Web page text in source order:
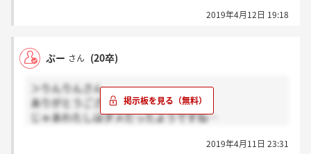
待して待っていたのですが、ここは通過者にしか連絡
2019年4月12日 19:18
ぷー さん (20卒)
＞りんりんさん
ありがとうございます！
じゃあわたしはダメだったようですね…
2019年4月11日 23:31